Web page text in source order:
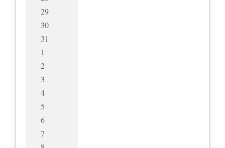
29
30
31
1
2
3
4
5
6
7